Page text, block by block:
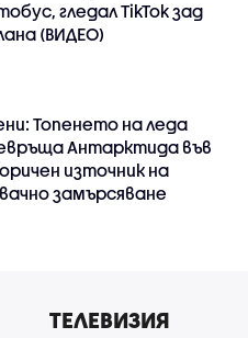
гледал TikTok зад
(ВИДЕО)
Топенето на леда
Антарктида във
източник на
замърсяване
ТЕЛЕВИЗИЯ